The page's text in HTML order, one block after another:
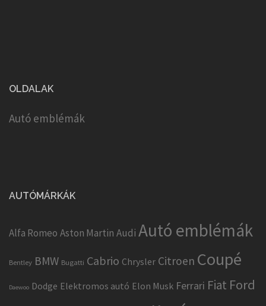
OLDALAK
Autó emblémák
AUTÓMÁRKÁK
Alfa Romeo Aston Martin Audi Autó emblémák
Bentley BMW Bugatti Cabrio Chrysler Citroen Coupé
Daewoo Dodge Elektromos autó Elon Musk Ferrari Fiat Ford